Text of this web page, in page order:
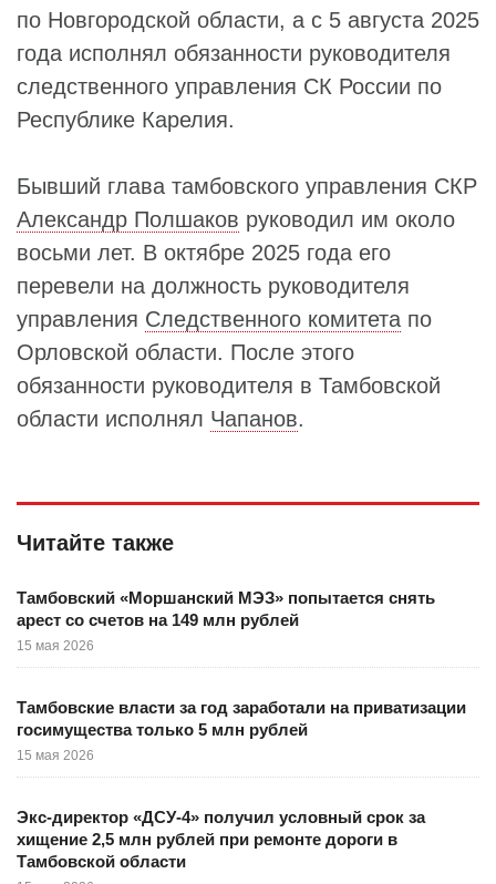
по Новгородской области, а с 5 августа 2025
года исполнял обязанности руководителя
следственного управления СК России по
Республике Карелия.
Бывший глава тамбовского управления СКР
Александр Полшаков руководил им около
восьми лет. В октябре 2025 года его
перевели на должность руководителя
управления Следственного комитета по
Орловской области. После этого
обязанности руководителя в Тамбовской
области исполнял Чапанов.
Читайте также
Тамбовский «Моршанский МЭЗ» попытается снять
арест со счетов на 149 млн рублей
15 мая 2026
Тамбовские власти за год заработали на приватизации
госимущества только 5 млн рублей
15 мая 2026
Экс-директор «ДСУ-4» получил условный срок за
хищение 2,5 млн рублей при ремонте дороги в
Тамбовской области